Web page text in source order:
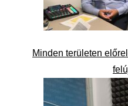
Minden területen